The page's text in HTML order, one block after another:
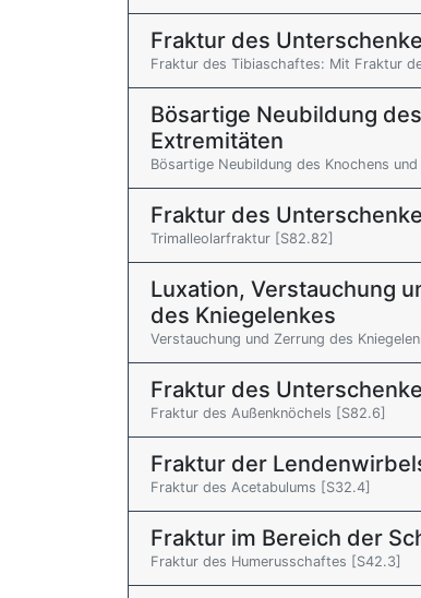
Fraktur des
Fraktur des Tibiaschaftes: Mit Fraktur
Bösartige Neubildung
Extremitäten
Bösartige Neubildung des Knochens
Fraktur des
Trimalleolarfraktur [S82.82]
Luxation, Verstauchung
des Kniegelenkes
Verstauchung und Zerrung des
Fraktur des
Fraktur des Außenknöchels [S82.6]
Fraktur der
Fraktur des Acetabulums [S32.4]
Fraktur im Bereich der
Fraktur des Humerusschaftes [S42.3]